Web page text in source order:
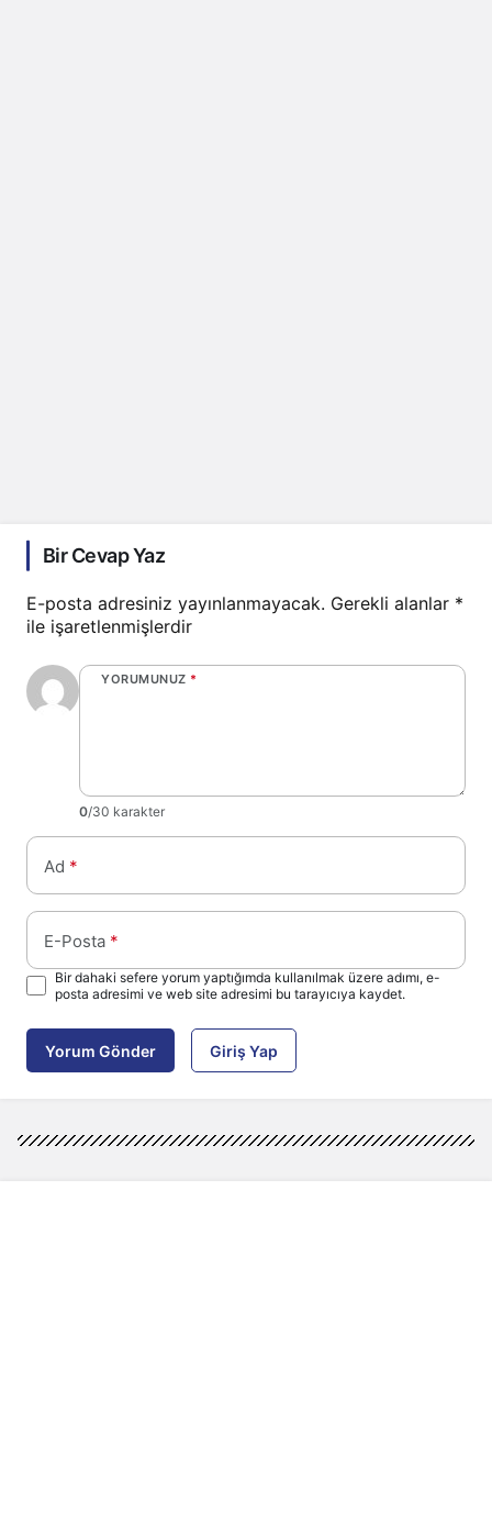
Bir Cevap Yaz
E-posta adresiniz yayınlanmayacak. Gerekli alanlar *
ile işaretlenmişlerdir
YORUMUNUZ *
0/30 karakter
Ad *
E-Posta *
Bir dahaki sefere yorum yaptığımda kullanılmak üzere adımı, e-
posta adresimi ve web site adresimi bu tarayıcıya kaydet.
Yorum Gönder Giriş Yap